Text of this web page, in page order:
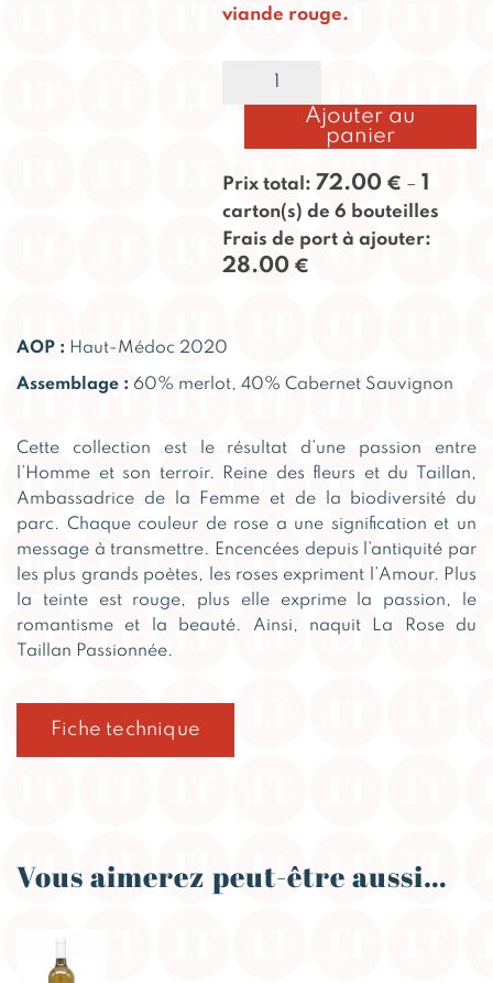
viande rouge.
quantité
Taillan
Passionnée
2020
Ajouter au
panier
Prix total: 72.00€ – 1
carton(s) de 6 bouteilles
Frais de port à ajouter:
28.00€
AOP : Haut-Médoc 2020
Assemblage : 60% merlot, 40% Cabernet Sauvignon
Cette collection est le résultat d’une passion entre
l’Homme et son terroir. Reine des fleurs et du Taillan,
Ambassadrice de la Femme et de la biodiversité du
parc. Chaque couleur de rose a une signification et un
message à transmettre. Encencées depuis l’antiquité par
les plus grands poètes, les roses expriment l’Amour. Plus
la teinte est rouge, plus elle exprime la passion, le
romantisme et la beauté. Ainsi, naquit La Rose du
Taillan Passionnée.
Fiche technique
Vous aimerez peut-être aussi…